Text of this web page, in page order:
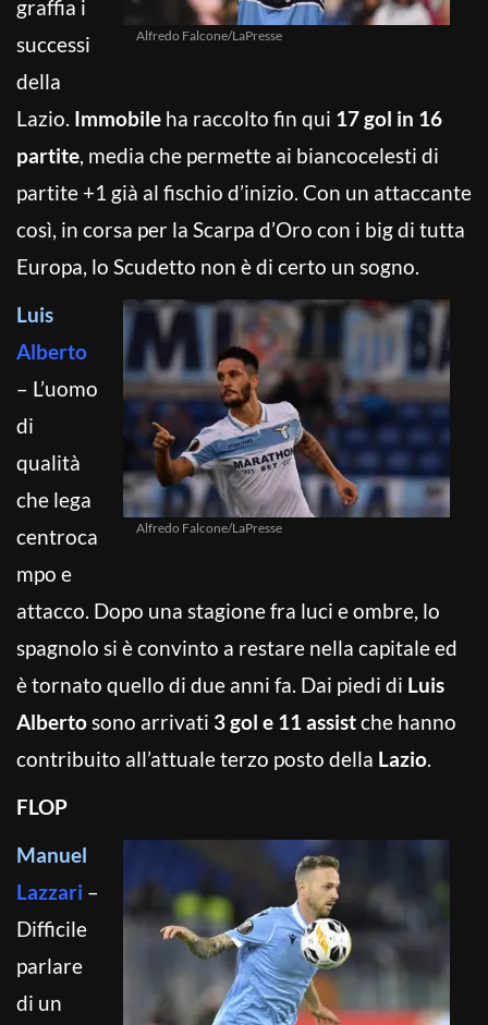
Alfredo Falcone/LaPresse
graffia i
successi
della
Lazio. Immobile ha raccolto fin qui 17 gol in 16
partite, media che permette ai biancocelesti di
partite +1 già al fischio d’inizio. Con un attaccante
così, in corsa per la Scarpa d’Oro con i big di tutta
Europa, lo Scudetto non è di certo un sogno.
Alfredo Falcone/LaPresse
Luis
Alberto
– L’uomo
di
qualità
che lega
centroca
mpo e
attacco. Dopo una stagione fra luci e ombre, lo
spagnolo si è convinto a restare nella capitale ed
è tornato quello di due anni fa. Dai piedi di Luis
Albertosono arrivati 3 gol e 11 assistche hanno
contribuito all’attuale terzo posto della Lazio.
FLOP
Manuel
Lazzari –
Difficile
parlare
di un